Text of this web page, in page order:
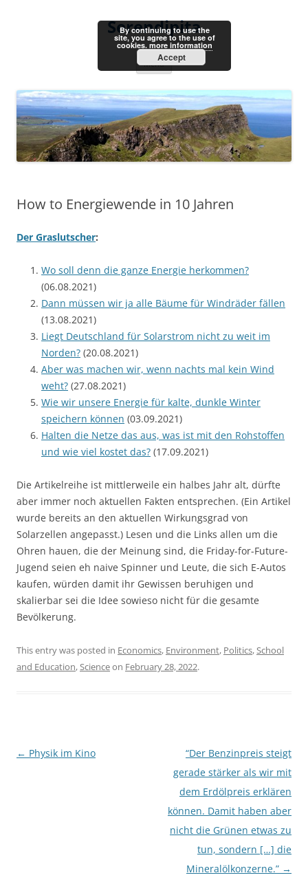
Serendipita
Menu
How to Energiewende in 10 Jahren
Der Graslutscher:
Wo soll denn die ganze Energie herkommen?
(06.08.2021)
Dann müssen wir ja alle Bäume für Windräder fällen
(13.08.2021)
Liegt Deutschland für Solarstrom nicht zu weit im
Norden? (20.08.2021)
Aber was machen wir, wenn nachts mal kein Wind
weht? (27.08.2021)
Wie wir unsere Energie für kalte, dunkle Winter
speichern können (03.09.2021)
Halten die Netze das aus, was ist mit den Rohstoffen
und wie viel kostet das? (17.09.2021)
Die Artikelreihe ist mittlerweile ein halbes Jahr alt, dürfte
aber immer noch aktuellen Fakten entsprechen. (Ein Artikel
wurde bereits an den aktuellen Wirkungsgrad von
Solarzellen angepasst.) Lesen und die Links allen um die
Ohren hauen, die der Meinung sind, die Friday-for-Future-
Jugend seien eh naive Spinner und Leute, die sich E-Autos
kaufen, würden damit ihr Gewissen beruhigen und
skalierbar sei die Idee sowieso nicht für die gesamte
Bevölkerung.
This entry was posted in Economics, Environment, Politics,School
and Education,Scienceon February 28, 2022.
Post
← Physik im Kino
“Der Benzinpreis steigt
gerade stärker als wir mit
dem Erdölpreis erklären
können. Damit haben aber
nicht die Grünen etwas zu
tun, sondern […] die
Mineralölkonzerne.” →
By continuing to use the
site, you agree to the use of
cookies. more information
Accept